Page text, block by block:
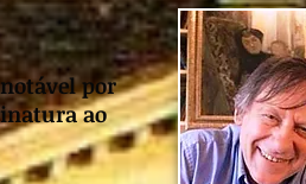
por
ao